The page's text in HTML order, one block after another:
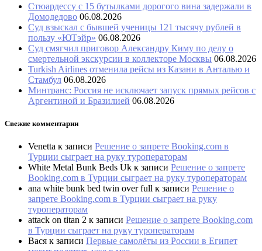
Стюардессу с 15 бутылками дорогого вина задержали в
Домодедово 06.08.2026
Суд взыскал с бывшей ученицы 121 тысячу рублей в
пользу «ЮТэйр» 06.08.2026
Суд смягчил приговор Александру Киму по делу о
смертельной экскурсии в коллекторе Москвы 06.08.2026
Turkish Airlines отменила рейсы из Казани в Анталью и
Стамбул 06.08.2026
Минтранс: Россия не исключает запуск прямых рейсов с
Аргентиной и Бразилией 06.08.2026
Свежие комментарии
Venetta к записи Решение о запрете Booking.com в
Турции сыграет на руку туроператорам
White Metal Bunk Beds Uk к записи Решение о запрете
Booking.com в Турции сыграет на руку туроператорам
ana white bunk bed twin over full к записи Решение о
запрете Booking.com в Турции сыграет на руку
туроператорам
attack on titan 2 к записи Решение о запрете Booking.com
в Турции сыграет на руку туроператорам
Вася к записи Первые самолёты из России в Египет